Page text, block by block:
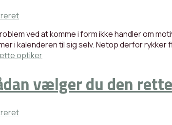
ved at komme i form ikke handler om
i kalenderen til sig selv. Netop derfor rykker
vælger du den